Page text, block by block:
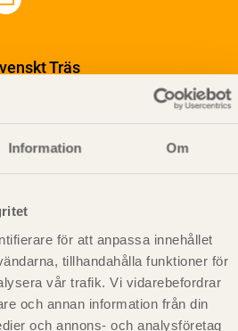
Information Om
för att anpassa innehållet
tillhandahålla funktioner för
vår trafik. Vi vidarebefordrar
och annan information från din
och annons- och analysföretag
Träs